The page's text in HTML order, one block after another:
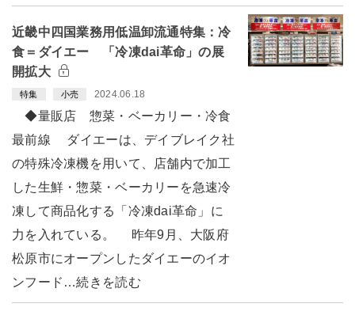
近畿中四国業務用低温卸流通特集：冷
食＝ダイエー 「冷凍dai革命」の展
開拡大
特集 小売 2024.06.18
◆量販店 惣菜・ベーカリー・冷食
最前線 ダイエーは、デイブレイク社
の特殊冷凍機を用いて、店舗内で加工
した生鮮・惣菜・ベーカリーを急速冷
凍して商品化する「冷凍dai革命」に
力を入れている。 昨年9月、大阪府
松原市にオープンしたダイエーのイオ
ンフード…続きを読む